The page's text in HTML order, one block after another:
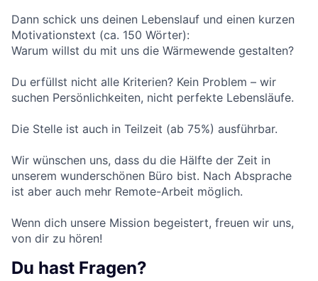
Dann schick uns deinen Lebenslauf und einen kurzen
Motivationstext (ca. 150 Wörter):
Warum willst du mit uns die Wärmewende gestalten?
Du erfüllst nicht alle Kriterien? Kein Problem – wir
suchen Persönlichkeiten, nicht perfekte Lebensläufe.
Die Stelle ist auch in Teilzeit (ab 75%) ausführbar.
Wir wünschen uns, dass du die Hälfte der Zeit in
unserem wunderschönen Büro bist. Nach Absprache
ist aber auch mehr Remote-Arbeit möglich.
Wenn dich unsere Mission begeistert, freuen wir uns,
von dir zu hören!
Du hast Fragen?